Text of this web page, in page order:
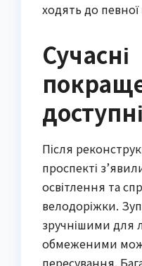
ходять до
Сучасні
Після
проспекті
освітлення та
велодоріжки.
зручнішими для
обмеженими
пересування.